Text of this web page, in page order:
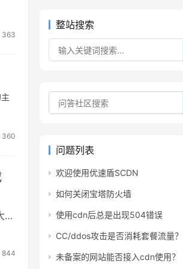
363
360
家
844
整站搜索
问题列表
欢迎使用优速盾SCDN
如何关闭宝塔防火墙
使用cdn后总是出现504错误
CC/ddos攻击是否消耗套餐流量？
未备案的网站能否接入cdn使用？